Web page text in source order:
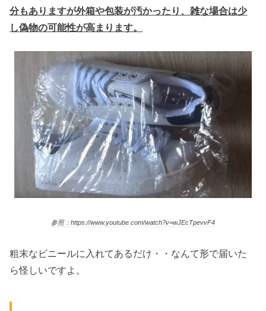
分もありますが外箱や包装が汚かったり、雑な場合は少
し偽物の可能性が高まります。
参照：https://www.youtube.com/watch?v=wJEcTpevvF4
粗末なビニールに入れてあるだけ・・なんて形で届いた
ら怪しいですよ。